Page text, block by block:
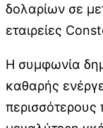
δολαρίων σε
εταιρείες
Η συμφωνία
καθαρής
περισσότερους